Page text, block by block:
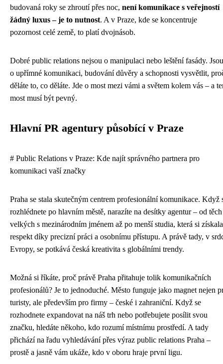
budovaná roky se zhroutí přes noc, není komunikace s veřejností
žádný luxus – je to nutnost. A v Praze, kde se koncentruje
pozornost celé země, to platí dvojnásob.
Dobré public relations nejsou o manipulaci nebo leštění fasády. Jsou
o upřímné komunikaci, budování důvěry a schopnosti vysvětlit,
děláte to, co děláte. Jde o most mezi vámi a světem kolem vás – a
most musí být pevný.
Hlavní PR agentury působící v Praze
# Public Relations v Praze: Kde najít správného partnera pro
komunikaci vaší značky
Praha se stala skutečným centrem profesionální komunikace. Když
rozhlédnete po hlavním městě, narazíte na desítky agentur – od těch
velkých s mezinárodním jménem až po menší studia, která si získala
respekt díky precizní práci a osobnímu přístupu. A právě tady, v
Evropy, se potkává česká kreativita s globálními trendy.
Možná si říkáte, proč právě Praha přitahuje tolik komunikačních
profesionálů? Je to jednoduché. Město funguje jako magnet nejen
turisty, ale především pro firmy – české i zahraniční. Když se
rozhodnete expandovat na náš trh nebo potřebujete posílit svou
značku, hledáte někoho, kdo rozumí místnímu prostředí. A tady
přichází na řadu vyhledávání přes výraz public relations Praha –
prostě a jasně vám ukáže, kdo v oboru hraje první ligu.